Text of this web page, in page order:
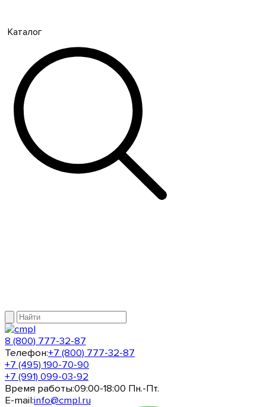
Каталог
8 (800) 777-32-87
Телефон:+7 (800) 777-32-87
+7 (495) 190-70-90
+7 (991) 099-03-92
Время работы:09:00-18:00 Пн.-Пт.
E-mail:info@cmpl.ru